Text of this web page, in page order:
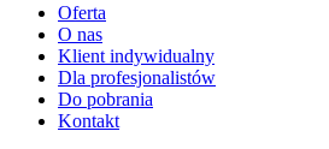
Oferta
O nas
Klient indywidualny
Dla profesjonalistów
Do pobrania
Kontakt